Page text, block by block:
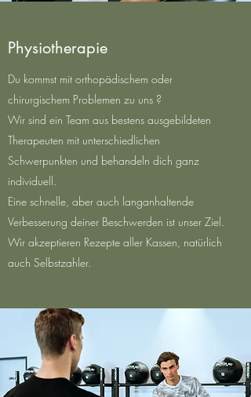
Physiotherapie
Du kommst mit orthopädischem oder
chirurgischem Problemen zu uns ?
Wir sind ein Team aus bestens ausgebildeten
Therapeuten mit unterschiedlichen
Schwerpunkten und behandeln dich ganz
individuell.
Eine schnelle, aber auch langanhaltende
Verbesserung deiner Beschwerden ist unser Ziel.
Wir akzeptieren Rezepte aller Kassen, natürlich
auch Selbstzahler.